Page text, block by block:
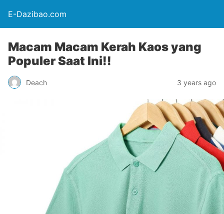
E-Dazibao.com
Macam Macam Kerah Kaos yang
Populer Saat Ini!!
Deach 3 years ago